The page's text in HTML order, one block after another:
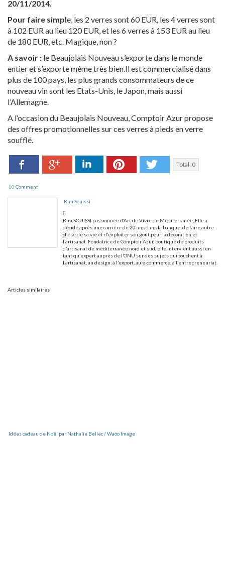
20/11/2014.
Pour faire simple, les 2 verres sont 60 EUR, les 4 verres sont
à 102 EUR au lieu 120 EUR, et les 6 verres à 153 EUR au lieu
de 180 EUR, etc. Magique, non ?
A savoir : le Beaujolais Nouveau s’exporte dans le monde
entier et s’exporte même très bien.Il est commercialisé dans
plus de 100 pays, les plus grands consommateurs de ce
nouveau vin sont les Etats-Unis, le Japon, mais aussi
l’Allemagne.
A l’occasion du Beaujolais Nouveau, Comptoir Azur propose
des offres promotionnelles sur ces verres à pieds en verre
soufflé.
Facebook Google+ LinkedIn Pinterest Twitter
Total :0
0 Comment
Rim Souissi
Rim SOUISSI passionnée d’Art de Vivre de Méditerranée, Elle a
décidé après une carrière de 20 ans dans la banque, de faire autre
chose de sa vie et d’exploiter son goût pour la décoration et
l’artisanat. Fondatrice de Comptoir Azur, boutique de produits
d’artisanat de méditerranée nord et sud, elle intervient aussi en
tant qu’expert auprès de l’ONU sur des sujets qui touchent à
l’artisanat, au design, à l’export, au e-commerce, à l’entrepreneuriat.
Articles similaires
Idées cadeau de Noël par Nathalie Bellec / Waoo Image